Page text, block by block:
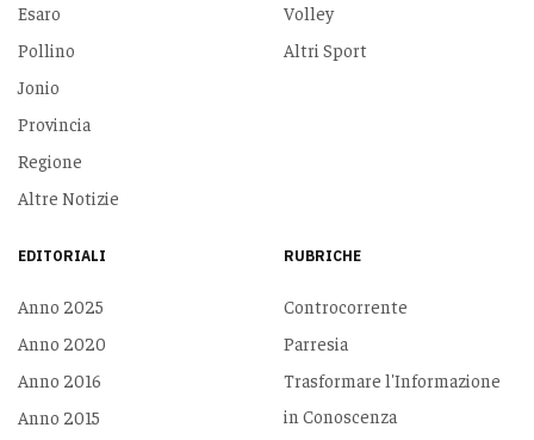
Esaro
Pollino
Jonio
Provincia
Regione
Altre Notizie
Volley
Altri Sport
EDITORIALI
Anno 2025
Anno 2020
Anno 2016
Anno 2015
RUBRICHE
Controcorrente
Parresia
Trasformare l'Informazione
in Conoscenza